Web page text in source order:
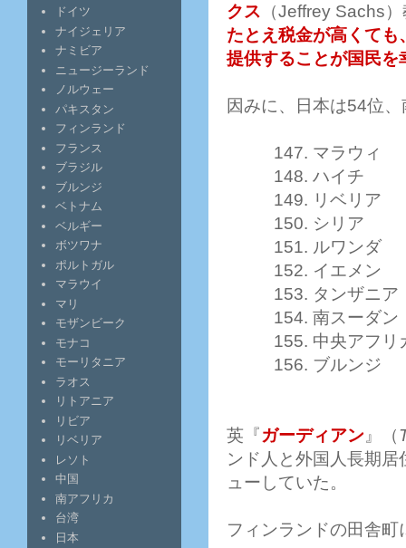
クス （Jeffrey Sachs
たとえ税金が高くて
提供することが国民を
因みに、日本は54位
147. マラウィ
148. ハイチ
149. リベリア
150. シリア
151. ルワンダ
152. イエメン
153. タンザニア
154. 南スーダン
155. 中央アフリ
156. ブルンジ
英『ガーディアン 』（
ンド人と外国人長期
ューしていた。
フィンランドの田舎
ドイツ
ナイジェリア
ナミビア
ニュージーランド
ノルウェー
パキスタン
フィンランド
フランス
ブラジル
ブルンジ
ベトナム
ベルギー
ボツワナ
ポルトガル
マラウイ
マリ
モザンビーク
モナコ
モーリタニア
ラオス
リトアニア
リビア
リベリア
レソト
中国
南アフリカ
台湾
日本